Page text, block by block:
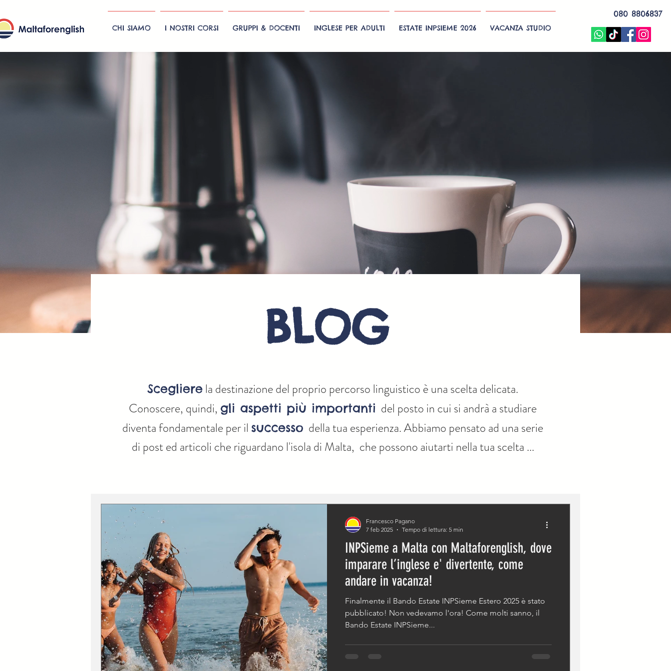
CHI SIAMO I NOSTRI CORSI GRUPPI & DOCENTI INGLESE PER ADULTI ESTATE INPSIEME 2026 VACANZA STUDIO
080 8806837
BLOG
Scegliere la destinazione del proprio percorso linguistico è una scelta delicata.
Conoscere, quindi, gli aspetti più importanti del posto in cui si andrà a studiare
diventa fondamentale per il successo della tua esperienza. Abbiamo pensato ad una serie
di post ed articoli che riguardano l'isola di Malta, che possono aiutarti nella tua scelta ...
INPSieme a Malta con Maltaforenglish, dove
imparare l’inglese e' divertente, come
andare in vacanza!
Finalmente il Bando Estate INPSieme Estero 2025 è stato
pubblicato! Non vedevamo l'ora! Come molti sanno, il
Bando Estate INPSieme...
Francesco Pagano
7 feb 2025
Tempo di lettura: 5 min